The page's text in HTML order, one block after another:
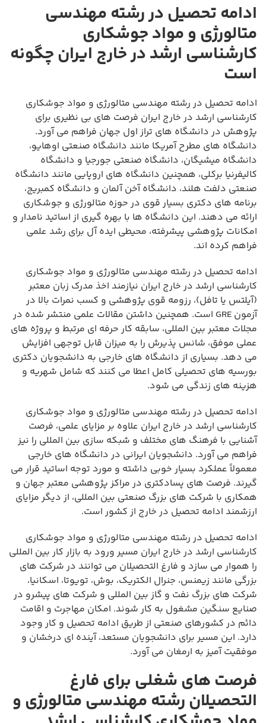
ادامه تحصیل در رشته مهندسی
متالورژی و مواد جوشکاری
کارشناسی ارشد در خارج ایران چگونه
است
ادامه تحصیل در رشته مهندسی متالورژی و مواد جوشکاری
کارشناسی ارشد در خارج ایران فرصت های بی نظیری برای
پژوهش در دانشگاه های تراز اول جهان فراهم می آورد.
دانشگاه های مطرح آمریکا مانند دانشگاه صنعتی اوهایو،
دانشگاه میشیگان، دانشگاه صنعتی جورجیا و دانشگاه
کالیفرنیا برکلی، همچنین دانشگاه های اروپایی مانند دانشگاه
صنعتی دلفت هلند، دانشگاه آخن آلمان و دانشگاه کمبریج،
برنامه های دکتری بسیار قوی در حوزه متالورژی و جوشکاری
ارائه می دهند. این دانشگاه ها با بهره گیری از اساتید نامدار و
امکانات پژوهشی پیشرفته، محیطی ایده آل برای رشد علمی
فراهم کرده اند.
ادامه تحصیل در رشته مهندسی متالورژی و مواد جوشکاری
کارشناسی ارشد در خارج ایران نیازمند اخذ مدرک زبان معتبر
(آیلتس یا تافل)، رزومه قوی پژوهشی و کسب نمرات بالا در
آزمون GRE است. همچنین داشتن مقالات علمی منتشر شده در
مجلات معتبر بین المللی، سابقه کار حرفه ای مرتبط و پروژه های
عملی موفق، شانس پذیرش را به میزان قابل توجهی افزایش
می دهد. بسیاری از دانشگاه های خارجی به دانشجویان دکتری
بورسیه های تحصیلی کامل اعطا می کنند که شامل شهریه و
هزینه های زندگی می شود.
ادامه تحصیل در رشته مهندسی متالورژی و مواد جوشکاری
کارشناسی ارشد در خارج ایران علاوه بر مزایای علمی، فرصت
آشنایی با فرهنگ های مختلف و شبکه سازی بین المللی را نیز
فراهم می آورد. دانشجویان ایرانی در دانشگاه های خارجی
معمولاً عملکرد بسیار خوبی داشته و مورد توجه اساتید قرار می
گیرند. فرصت های پسادکتری در مراکز پژوهشی معتبر جهان و
همکاری با شرکت های بزرگ صنعتی بین المللی، از دیگر مزایای
ارزشمند ادامه تحصیل در خارج از کشور است.
ادامه تحصیل در رشته مهندسی متالورژی و مواد جوشکاری
کارشناسی ارشد در خارج ایران مسیر ورود به بازار کار بین المللی
را هموار می سازد و فارغ التحصیلان می توانند در شرکت های
بزرگی مانند زیمنس، جنرال الکتریک، بوش، تویوتا، اسکانیا،
شرکت های بزرگ نفت و گاز بین المللی و شرکت های پیشرو در
صنایع سنگین مشغول به کار شوند. امکان مهاجرت و اقامت
دائم در کشورهای صنعتی از طریق ادامه تحصیل و کار وجود
دارد. این مسیر برای دانشجویان مستعد، آینده ای درخشان و
موفقیت آمیز به ارمغان می آورد.
فرصت های شغلی برای فارغ
التحصیلان رشته مهندسی متالورژی و